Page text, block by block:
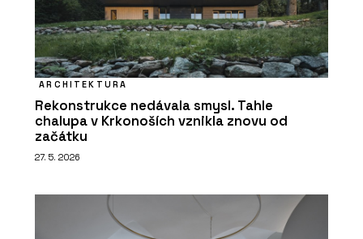
ARCHITEKTURA
Rekonstrukce nedávala smysl. Tahle
chalupa v Krkonoších vznikla znovu od
začátku
27. 5. 2026